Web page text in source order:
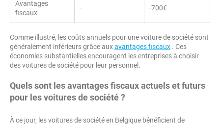
Avantages
fiscaux
- -700€
Comme illustré, les coûts annuels pour une voiture de société sont
généralement inférieurs grâce auxavantages fiscaux . Ces
économies substantielles encouragent les entreprises à choisir
des voitures de société pour leur personnel.
Quels sont les avantages fiscaux actuels et futurs
pour les voitures de société ?
À ce jour, les voitures de société en Belgique bénéficient de